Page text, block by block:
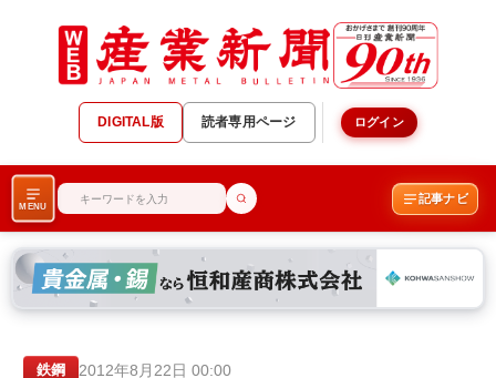
DIGITAL版 読者専用ページ ログイン
MENU
記事ナビ
鉄鋼 2012年8月22日 00:00